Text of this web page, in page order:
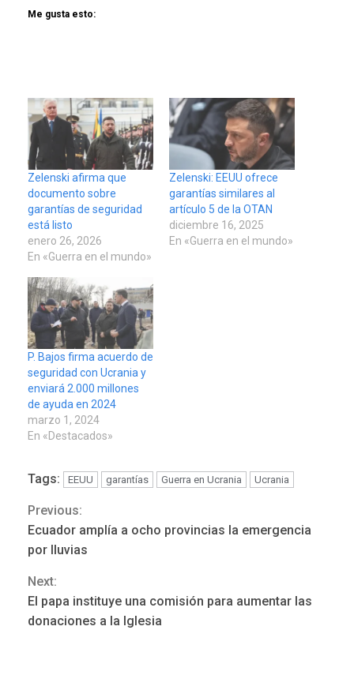
Me gusta esto:
Zelenski afirma que
documento sobre
garantías de seguridad
está listo
enero 26, 2026
En «Guerra en el mundo»
Zelenski: EEUU ofrece
garantías similares al
artículo 5 de la OTAN
diciembre 16, 2025
En «Guerra en el mundo»
P. Bajos firma acuerdo de
seguridad con Ucrania y
enviará 2.000 millones
de ayuda en 2024
marzo 1, 2024
En «Destacados»
Tags: EEUU garantías Guerra en Ucrania Ucrania
Continue
Reading
Previous:
Ecuador amplía a ocho provincias la emergencia
por lluvias
Next:
El papa instituye una comisión para aumentar las
donaciones a la Iglesia
operativa con flota
vehicular de 60 unidades